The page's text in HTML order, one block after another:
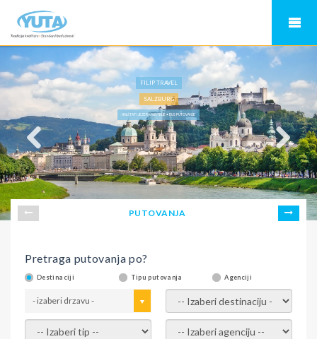
FILIP TRAVEL
SALZBURG
HALŠTAT I JEZERA AUSTRIJE • BUS PUTOVANJE
PUTOVANJA
Pretraga putovanja po?
Destinaciji Tipu putovanja Agenciji
- izaberi drzavu - - izaberi destinaciju -
- izaberi tip - - izaberi agenciju -